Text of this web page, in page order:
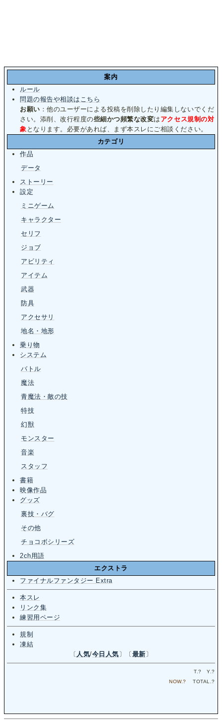
案内
ルール
問題の報告や相談はこちら
お願い ：他のユーザーによる投稿を削除したり編集しないでくだ
さい。添削、改行程度の些細かつ頻繁な改変は アクセス規制の対
象 となります。必要があれば、まず本スレにご相談ください。
カテゴリ
作品
データ
ストーリー
設定
ミニゲーム
キャラクター
セリフ
ジョブ
アビリティ
アイテム
武器
防具
アクセサリ
地名・地形
乗り物
システム
バトル
魔法
青魔法・敵の技
特技
幻獣
モンスター
音楽
スタッフ
書籍
映像作品
グッズ
裏技・バグ
その他
チョコボシリーズ
2ch用語
エクストラ
ファイナルファンタジー Extra
本スレ
リンク集
練習用ページ
規制
凍結
〔 人気/今日人気 〕〔 最新 〕
T.? Y.?
NOW.? TOTAL.?